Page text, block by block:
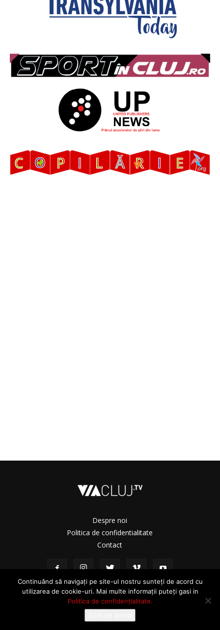
Despre noi
Politica de confidentialitate
Contact
Continuând să navigați pe site-ul nostru sunteți de acord cu
utilizarea de cookie-uri. Mai multe informații puteți gasi in
Politica de confidențialitate.